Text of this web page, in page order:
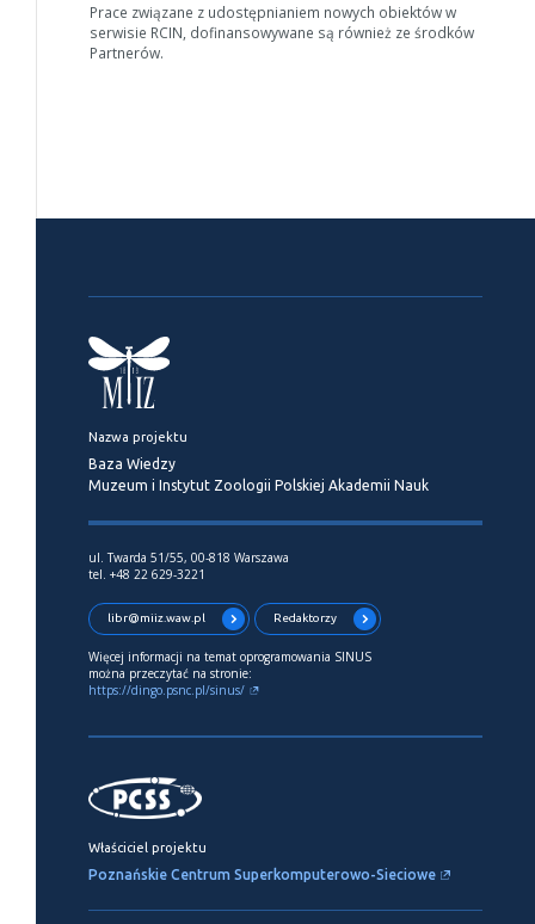
Prace związane z udostępnianiem nowych obiektów w
serwisie RCIN, dofinansowywane są również ze środków
Partnerów.
Nazwa projektu
Baza Wiedzy
Muzeum i Instytut Zoologii Polskiej Akademii Nauk
ul. Twarda 51/55, 00-818 Warszawa
tel. +48 22 629-3221
libr@miiz.waw.pl Redaktorzy
Więcej informacji na temat oprogramowania SINUS
można przeczytać na stronie:
https://dingo.psnc.pl/sinus/
Właściciel projektu
Poznańskie Centrum Superkomputerowo-Sieciowe